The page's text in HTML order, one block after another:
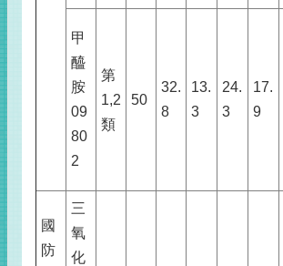
甲
醯
胺
09
80
2
第
1,2
類
50
32.
8
13.
3
24.
3
17.
9
國
防
三
氧
化